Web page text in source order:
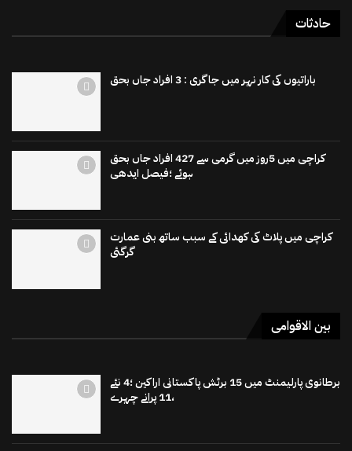
حادثات
باراتیوں کی کار نہر میں جاگری : 3 افراد جاں بحق
کراچی میں 5روز میں گرمی سے 427 افراد جاں بحق
ہوئے ؛فیصل ایدھی
کراچی میں پلاٹ کی کھدائی کے سبب ساتھ بنی عمارت
گرگئی
بین الاقوامی
برطانوی پارلیمنٹ میں 15 برٹش پاکستانی اراکین ؛4 نئے
،11 پرانے چہرے